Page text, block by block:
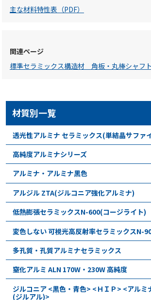
主な材料特性表（PDF）
関連ページ
標準セラミックス構造材 角板・丸棒シャフ
材質別一覧
透光性アルミナ セラミックス(単結晶サファ
高純度アルミナシリーズ
アルミナ・アルミナ黒色
アルジル ZTA(ジルコニア強化アルミナ)
低熱膨張セラミックスN-600(コージライト)
変色しない 可視光高反射率セラミックスN-
多孔質・孔質アルミナセラミックス
窒化アルミ ALN 170W・230W 高純度
ジルコニア <黒色・青色> <ＨＩＰ> <アルミ
(ジルアル)>